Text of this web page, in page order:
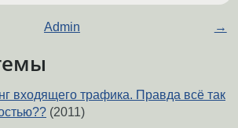
Admin →
входящего трафика. Правда всё так
(2011)